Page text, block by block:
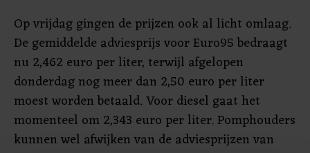
Op vrijdag gingen de prijzen ook al licht omlaag.
De gemiddelde adviesprijs voor Euro95 bedraagt
nu 2,462 euro per liter, terwijl afgelopen
donderdag nog meer dan 2,50 euro per liter
moest worden betaald. Voor diesel gaat het
momenteel om 2,343 euro per liter. Pomphouders
kunnen wel afwijken van de adviesprijzen van